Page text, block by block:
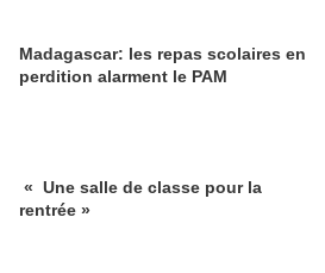
Madagascar: les repas scolaires en
perdition alarment le PAM
« Une salle de classe pour la
rentrée »